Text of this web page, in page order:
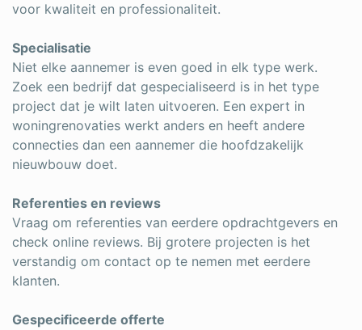
voor kwaliteit en professionaliteit.
Specialisatie
Niet elke aannemer is even goed in elk type werk.
Zoek een bedrijf dat gespecialiseerd is in het type
project dat je wilt laten uitvoeren. Een expert in
woningrenovaties werkt anders en heeft andere
connecties dan een aannemer die hoofdzakelijk
nieuwbouw doet.
Referenties en reviews
Vraag om referenties van eerdere opdrachtgevers en
check online reviews. Bij grotere projecten is het
verstandig om contact op te nemen met eerdere
klanten.
Gespecificeerde offerte